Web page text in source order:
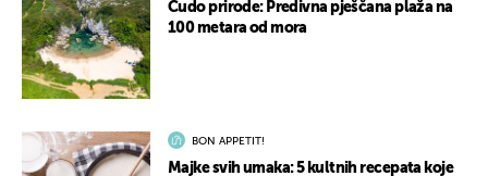
Čudo prirode: Predivna pješčana plaža na
100 metara od mora
BON APPETIT!
Majke svih umaka: 5 kultnih recepata koje